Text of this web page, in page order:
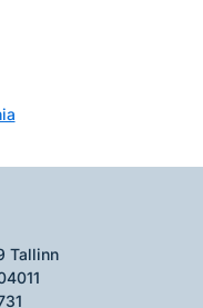
Tallinn